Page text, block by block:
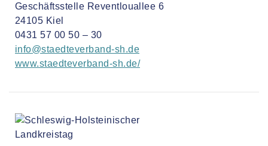
Geschäftsstelle Reventlouallee 6
24105 Kiel
0431 57 00 50 – 30
info@staedteverband-sh.de
www.staedteverband-sh.de/